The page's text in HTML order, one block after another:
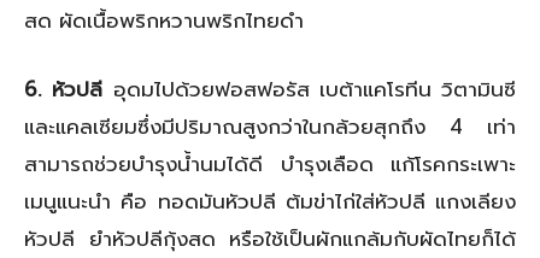
สด ผัดเนื้อพริกหวานพริกไทยดำ
6. หัวปลี อุดมไปด้วยฟอสฟอรัส เบต้าแคโรทีน วิตามินซี
และแคลเซียมซึ่งมีปริมาณสูงกว่าในกล้วยสุกถึง 4 เท่า
สามารถช่วยบำรุงน้ำนมได้ดี บำรุงเลือด แก้โรคกระเพาะ
เมนูแนะนำ คือ ทอดมันหัวปลี ต้มข่าไก่ใส่หัวปลี แกงเลียง
หัวปลี ยำหัวปลีกุ้งสด หรือใช้เป็นผักแกล้มกับผัดไทยก็ได้